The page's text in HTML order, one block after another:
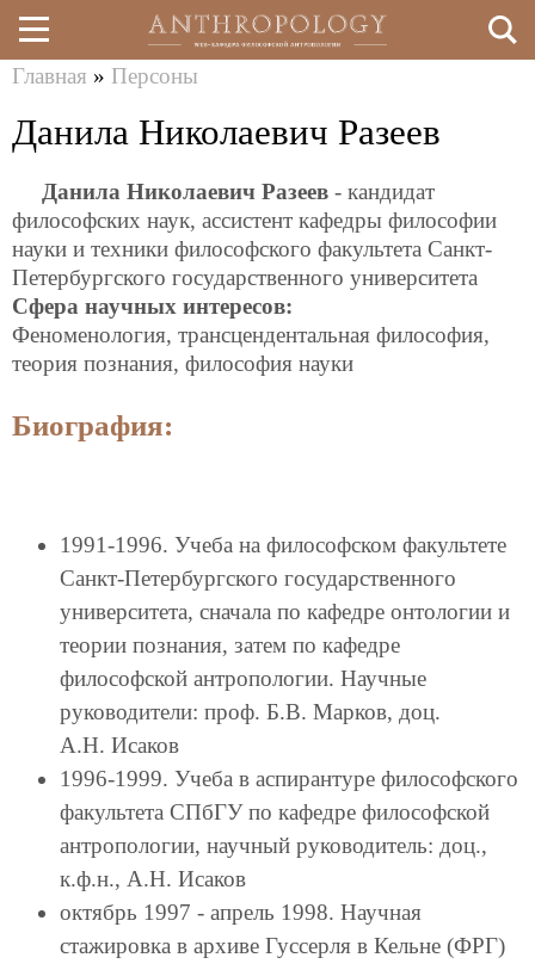
Перейти
к
содержанию
здесь
Главная » Персоны
Данила Николаевич Разеев
Данила Николаевич Разеев - кандидат
философских наук, ассистент кафедры философии
науки и техники философского факультета Санкт-
Петербургского государственного университета
Сфера научных интересов:
Феноменология, трансцендентальная философия,
теория познания, философия науки
Биография:
1991-1996. Учеба на философском факультете
Санкт-Петербургского государственного
университета, сначала по кафедре онтологии и
теории познания, затем по кафедре
философской антропологии. Научные
руководители: проф. Б.В. Марков, доц.
А.Н. Исаков
1996-1999. Учеба в аспирантуре философского
факультета СПбГУ по кафедре философской
антропологии, научный руководитель: доц.,
к.ф.н., А.Н. Исаков
октябрь 1997 - апрель 1998. Научная
стажировка в архиве Гуссерля в Кельне (ФРГ)